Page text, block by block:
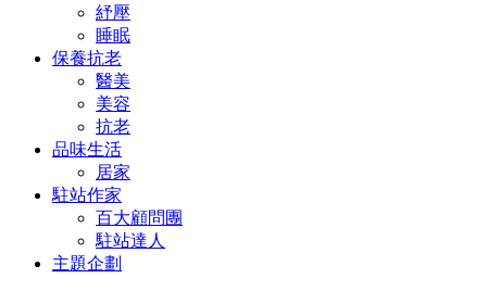
紓壓
睡眠
保養抗老
醫美
美容
抗老
品味生活
居家
駐站作家
百大顧問團
駐站達人
主題企劃